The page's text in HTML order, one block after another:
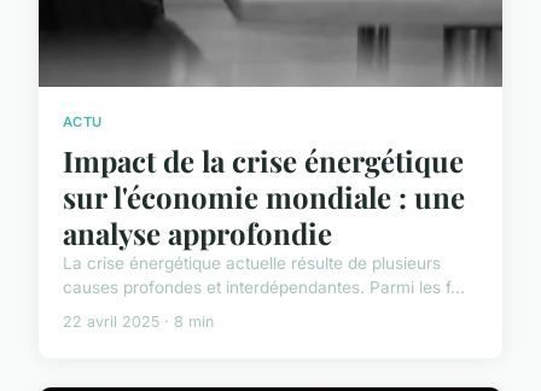
ACTU
Impact de la crise énergétique
sur l'économie mondiale : une
analyse approfondie
La crise énergétique actuelle résulte de plusieurs
causes profondes et interdépendantes. Parmi les f...
22 avril 2025 · 8 min